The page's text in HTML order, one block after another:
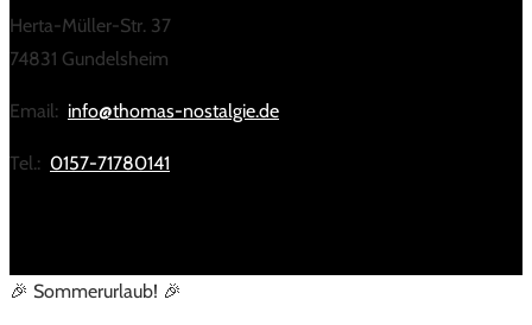
Herta-Müller-Str. 37
74831 Gundelsheim
Email: info@thomas-nostalgie.de
Tel.: 0157-71780141
🎉 Sommerurlaub! 🎉